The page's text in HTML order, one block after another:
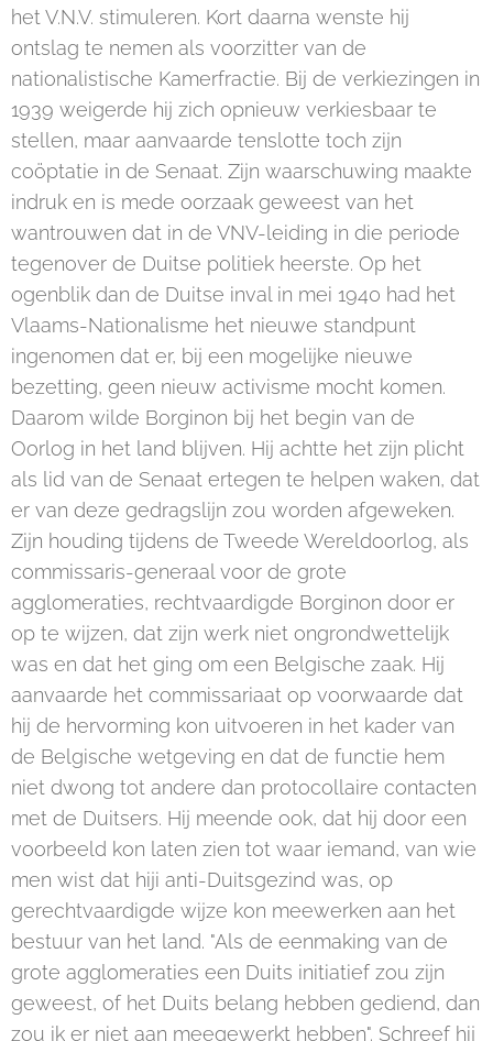
het V.N.V. stimuleren. Kort daarna wenste hij
ontslag te nemen als voorzitter van de
nationalistische Kamerfractie. Bij de verkiezingen in
1939 weigerde hij zich opnieuw verkiesbaar te
stellen, maar aanvaarde tenslotte toch zijn
coöptatie in de Senaat. Zijn waarschuwing maakte
indruk en is mede oorzaak geweest van het
wantrouwen dat in de VNV-leiding in die periode
tegenover de Duitse politiek heerste. Op het
ogenblik dan de Duitse inval in mei 1940 had het
Vlaams-Nationalisme het nieuwe standpunt
ingenomen dat er, bij een mogelijke nieuwe
bezetting, geen nieuw activisme mocht komen.
Daarom wilde Borginon bij het begin van de
Oorlog in het land blijven. Hij achtte het zijn plicht
als lid van de Senaat ertegen te helpen waken, dat
er van deze gedragslijn zou worden afgeweken.
Zijn houding tijdens de Tweede Wereldoorlog, als
commissaris-generaal voor de grote
agglomeraties, rechtvaardigde Borginon door er
op te wijzen, dat zijn werk niet ongrondwettelijk
was en dat het ging om een Belgische zaak. Hij
aanvaarde het commissariaat op voorwaarde dat
hij de hervorming kon uitvoeren in het kader van
de Belgische wetgeving en dat de functie hem
niet dwong tot andere dan protocollaire contacten
met de Duitsers. Hij meende ook, dat hij door een
voorbeeld kon laten zien tot waar iemand, van wie
men wist dat hiji anti-Duitsgezind was, op
gerechtvaardigde wijze kon meewerken aan het
bestuur van het land. "Als de eenmaking van de
grote agglomeraties een Duits initiatief zou zijn
geweest, of het Duits belang hebben gediend, dan
zou ik er niet aan meegewerkt hebben". Schreef hij